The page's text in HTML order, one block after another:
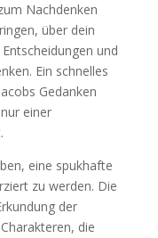
Nachdenken
über dein
und
Ein schnelles
Gedanken
einer
eine spukhafte
zu werden. Die
der
die